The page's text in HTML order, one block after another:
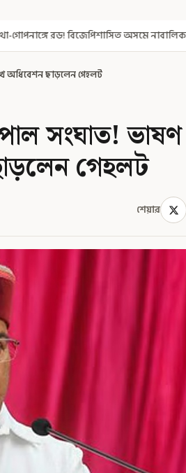
অসমে নাবালিকার নৃশংস পরিণতি
অধিবেশন ছাড়লেন গেহলট
সংঘাত! ভাষণ
গেহলট
শেয়ার